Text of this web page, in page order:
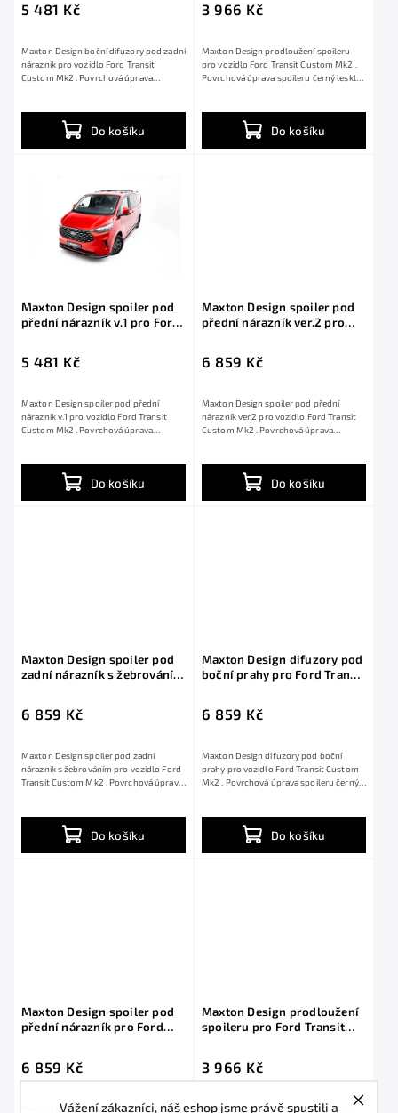
Vážení zákazníci, náš eshop jsme právě spustili a
5 481 Kč
Do košíku
Maxton Design boční difuzory pod zadní
nárazník pro vozidlo Ford Transit
Custom Mk2 . Povrchová úprava
3 966 Kč
Do košíku
Maxton Design prodloužení spoileru
pro vozidlo Ford Transit Custom Mk2 .
Povrchová úprava spoileru černý lesklý
Maxton Design spoiler pod
přední nárazník v.1 pro Ford
5 481 Kč
Do košíku
Maxton Design spoiler pod přední
nárazník v.1 pro vozidlo Ford Transit
Custom Mk2 . Povrchová úprava
Maxton Design spoiler pod
přední nárazník ver.2 pro
6 859 Kč
Do košíku
Maxton Design spoiler pod přední
nárazník ver.2 pro vozidlo Ford Transit
Custom Mk2 . Povrchová úprava
Maxton Design spoiler pod
zadní nárazník s žebrováním
6 859 Kč
Do košíku
Maxton Design spoiler pod zadní
nárazník s žebrováním pro vozidlo Ford
Transit Custom Mk2 . Povrchová úprava
Maxton Design difuzory pod
boční prahy pro Ford Transit
6 859 Kč
Do košíku
Maxton Design difuzory pod boční
prahy pro vozidlo Ford Transit Custom
Mk2 . Povrchová úprava spoileru černý
Maxton Design spoiler pod
přední nárazník pro Ford
ABS
6 859 Kč
Maxton Design spoiler pod přední
Maxton Design prodloužení
spoileru pro Ford Transit
3 966 Kč
Maxton Design prodloužení spoileru